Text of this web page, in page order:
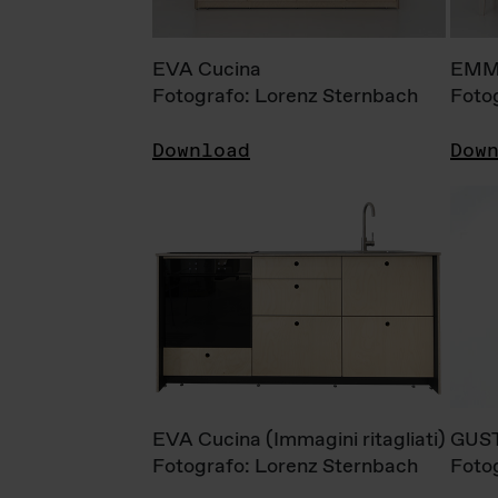
EVA Cucina
Fotografo: Lorenz Sternbach
Download
EVA Cucina (Immagini ritagliati)
Fotografo: Lorenz Sternbach